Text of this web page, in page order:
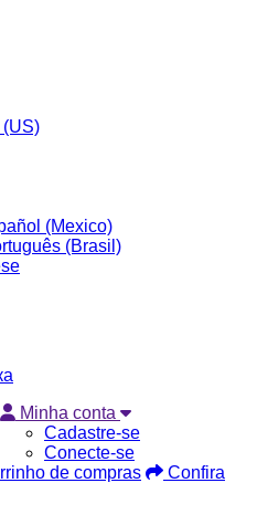
(US)
(Mexico)
(Brasil)
Minha conta
Cadastre-se
Conecte-se
de compras Confira